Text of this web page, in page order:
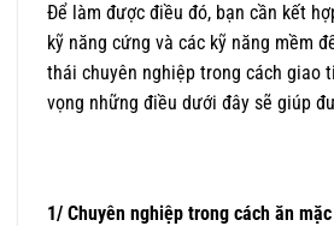
Để làm được điều đó, bạn cần kết
kỹ năng cứng và các kỹ năng mềm
thái chuyên nghiệp trong cách giao
vọng những điều dưới đây sẽ giúp
1/ Chuyên nghiệp trong cách ăn